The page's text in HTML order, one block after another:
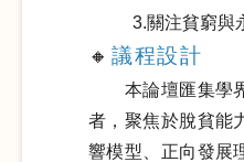
3.關注貧窮與
🔸 議程設計
本論壇匯集學界
者，聚焦於脫貧能
響模型、正向發展